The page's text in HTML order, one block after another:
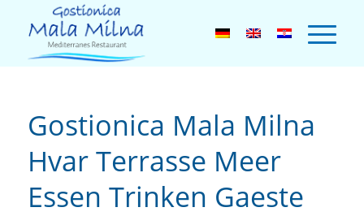
Gostionica Mala Milna
Hvar Terrasse Meer
Essen Trinken Gaeste